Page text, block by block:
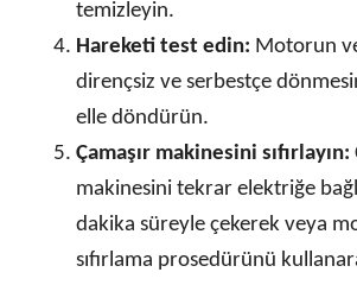
temizleyin.
Hareketi test edin: Motorun
dirençsiz ve serbestçe
elle döndürün.
Çamaşır makinesini sıfırlayın:
makinesini tekrar elektriğe
dakika süreyle çekerek veya
sıfırlama prosedürünü